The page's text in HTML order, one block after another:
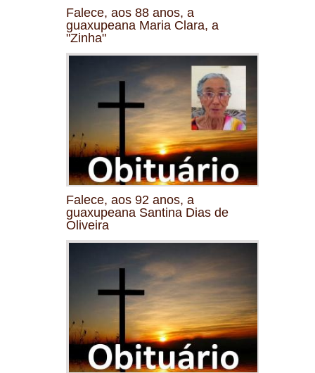
Falece, aos 88 anos, a
guaxupeana Maria Clara, a
"Zinha"
Falece, aos 92 anos, a
guaxupeana Santina Dias de
Oliveira